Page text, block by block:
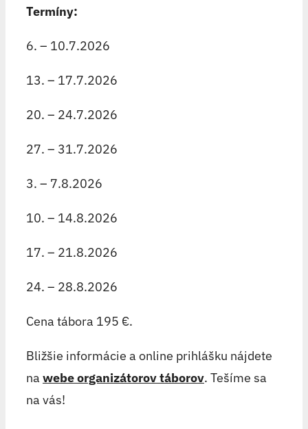
Termíny:
6. – 10.7.2026
13. – 17.7.2026
20. – 24.7.2026
27. – 31.7.2026
3. – 7.8.2026
10. – 14.8.2026
17. – 21.8.2026
24. – 28.8.2026
Cena tábora 195 €.
Bližšie informácie a online prihlášku nájdete
na webe organizátorov táborov. Tešíme sa
na vás!